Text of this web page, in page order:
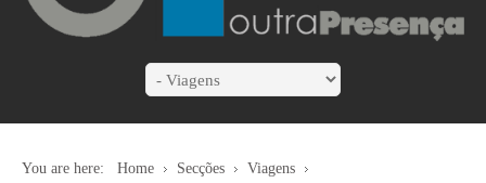
You are here: Home Secções
Viagens